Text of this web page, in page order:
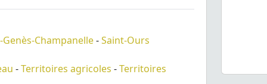
Genès-Champanelle-Saint-Ours
-Territoires agricoles -Territoires